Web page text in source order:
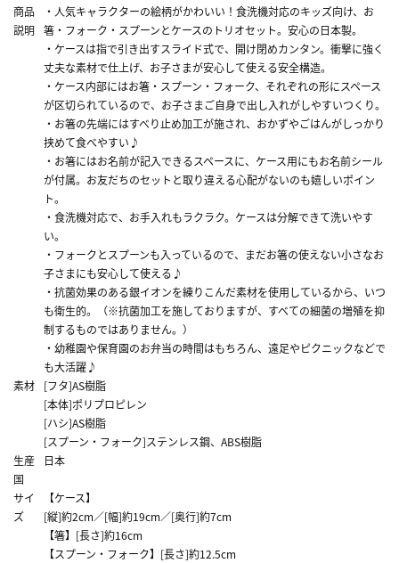
商品
説明
・人気キャラクターの絵柄がかわいい！食洗機対応のキッズ向け、お
箸・フォーク・スプーンとケースのトリオセット。安心の日本製。
・ケースは指で引き出すスライド式で、開け閉めカンタン。衝撃に強く
丈夫な素材で仕上げ、お子さまが安心して使える安全構造。
・ケース内部にはお箸・スプーン・フォーク、それぞれの形にスペース
が区切られているので、お子さまご自身で出し入れがしやすいつくり。
・お箸の先端にはすべり止め加工が施され、おかずやごはんがしっかり
挟めて食べやすい♪
・お箸にはお名前が記入できるスペースに、ケース用にもお名前シール
が付属。お友だちのセットと取り違える心配がないのも嬉しいポイン
ト。
・食洗機対応で、お手入れもラクラク。ケースは分解できて洗いやす
い。
・フォークとスプーンも入っているので、まだお箸の使えない小さなお
子さまにも安心して使える♪
・抗菌効果のある銀イオンを練りこんだ素材を使用しているから、いつ
も衛生的。（※抗菌加工を施しておりますが、すべての細菌の増殖を抑
制するものではありません。）
・幼稚園や保育園のお弁当の時間はもちろん、遠足やピクニックなどで
も大活躍♪
素材
[フタ]AS樹脂
[本体]ポリプロピレン
[ハシ]AS樹脂
[スプーン・フォーク]ステンレス鋼、ABS樹脂
生産
国
日本
サイ
ズ
【ケース】
[縦]約2cm／[幅]約19cm／[奥行]約7cm
【箸】[長さ]約16cm
【スプーン・フォーク】[長さ]約12.5cm